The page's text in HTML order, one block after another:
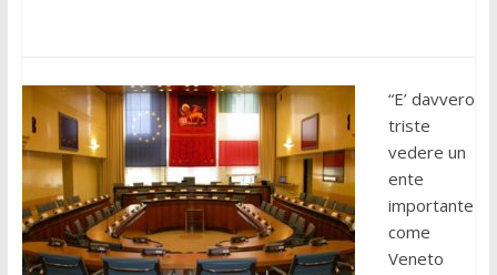
“E’ davvero
triste
vedere un
ente
importante
come
Veneto